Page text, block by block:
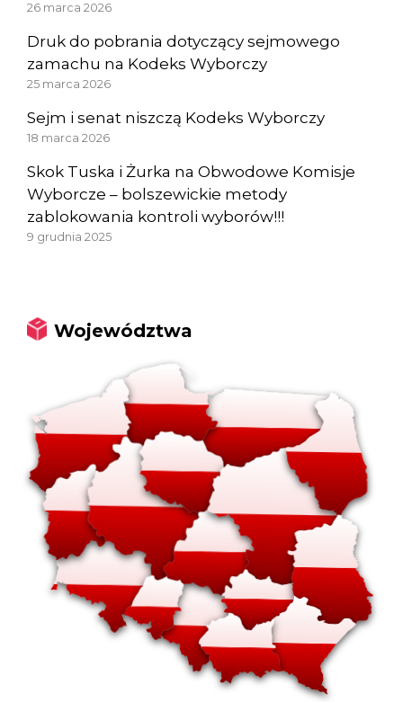
26 marca 2026
Druk do pobrania dotyczący sejmowego
zamachu na Kodeks Wyborczy
25 marca 2026
Sejm i senat niszczą Kodeks Wyborczy
18 marca 2026
Skok Tuska i Żurka na Obwodowe Komisje
Wyborcze – bolszewickie metody
zablokowania kontroli wyborów!!!
9 grudnia 2025
Województwa